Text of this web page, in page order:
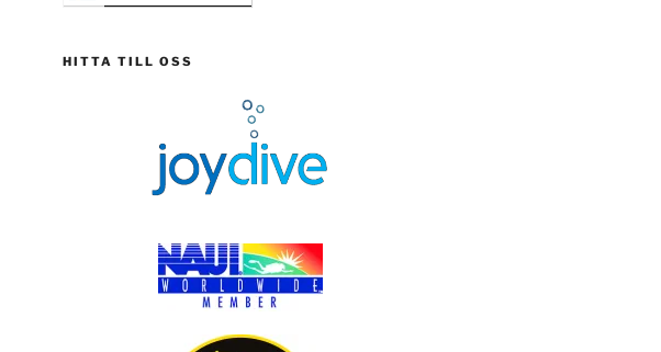
HITTA TILL OSS